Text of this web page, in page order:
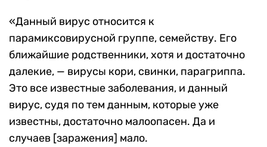
«Данный вирус относится к
парамиксовирусной группе, семейству. Его
ближайшие родственники, хотя и достаточно
далекие, — вирусы кори, свинки, парагриппа.
Это все известные заболевания, и данный
вирус, судя по тем данным, которые уже
известны, достаточно малоопасен. Да и
случаев [заражения] мало.